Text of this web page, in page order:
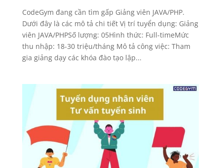
CodeGym đang cần tìm gấp Giảng viên JAVA/PHP.
Dưới đây là các mô tả chi tiết Vị trí tuyển dụng: Giảng
viên JAVA/PHPSố lượng: 05Hình thức: Full-timeMức
thu nhập: 18-30 triệu/tháng Mô tả công việc: Tham
gia giảng dạy các khóa đào tạo lập...